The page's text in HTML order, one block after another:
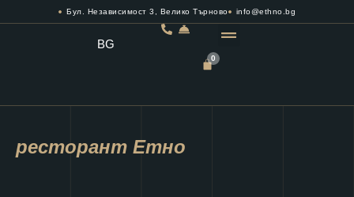
Бул. Независимост 3, Велико Търново info@ethno.bg
BG
0
ресторант Етно